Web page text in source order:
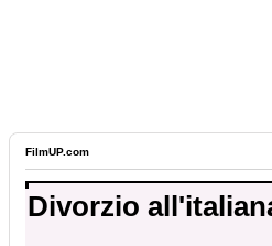
FilmUP.com
Divorzio